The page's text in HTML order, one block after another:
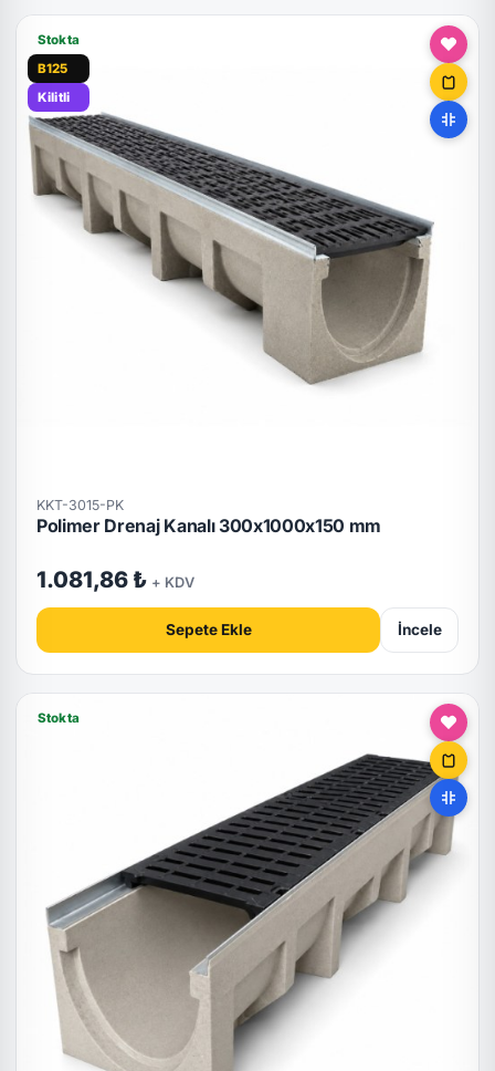
Stokta
B125
Kilitli
KKT-3015-PK
Polimer Drenaj Kanalı 300x1000x150 mm
1.081,86 ₺ + KDV
Sepete Ekle İncele
Stokta